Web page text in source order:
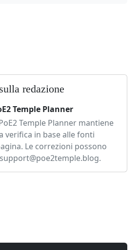
redazione
Temple Planner
Temple Planner mantiene
verifica in base alle fonti
Le correzioni possono
support@poe2temple.blog.